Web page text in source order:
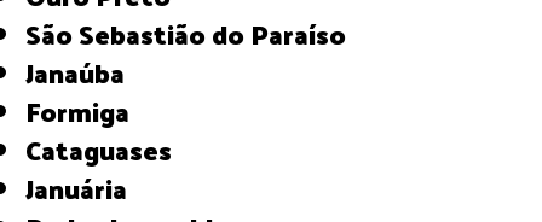
São Sebastião do Paraíso
Janaúba
Formiga
Cataguases
Januária